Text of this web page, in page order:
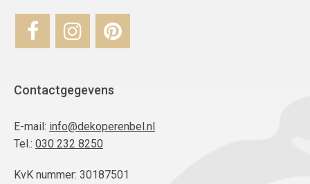
Contactgegevens
E-mail: info@dekoperenbel.nl
Tel.: 030 232 8250
KvK nummer: 30187501